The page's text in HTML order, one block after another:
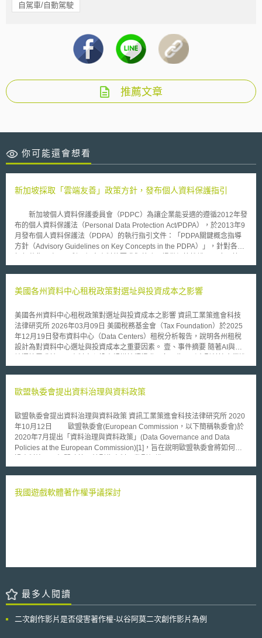
自駕車/自動駕駛
推薦文章
你可能還會想看
新加坡採取「雲端友善」政策方針，發布個人資料保護指引
新加坡個人資料保護委員會（PDPC）為讓企業能妥適的遵循2012年發
布的個人資料保護法（Personal Data Protection Act/PDPA），於2013年9
月發布個人資料保護法（PDPA）的執行指引文件：「PDPA關鍵概念指導
方針（Advisory Guidelines on Key Concepts in the PDPA）」，針對各項
例。執行指引文件的發布，是源自於公眾在實際操作法遵要求時，所發生的
件的要求係立基於實用主義及「企業友善（business-friendly）」的理念，
件提供關鍵名詞的詮釋，例如「個人資料」在PDPA裡的定義為：任何可以
識別個人、不拘形式及真實性的資訊；針對「謝絕來電條款（Do not
call）」的遵循方式亦有細緻化的說明；就各項不同的具體子議題，清楚的
提供常識性的措施（Common-Sense Approach）供機構採用，讓法規要求
合乎常理，使個人資料保護與企業因需求而對個人資料進行蒐集、利用和揭
的：強化個人對自己個人資料的資訊控制權；使新加坡因提供充分的安全維
國家在國際傳輸上有較嚴格的限制（必須有相同等級的個人資料保護立法為
後，便能將個人資料進行國際傳輸，這樣較彈性的法制設計讓新加坡有望成
為亞太地區的資料與研究中心樞紐。
美國各州資料中心租稅政策對選址與投資成本之影響
美國各州資料中心租稅政策對選址與投資成本之影響 資訊工業策進會科技
法律研究所 2026年03月09日 美國稅務基金會（Tax Foundation）於2025
年12月19日發布資料中心（Data Centers）租稅分析報告，說明各州租稅
設計為對資料中心選址與投資成本之重要因素。 壹、事件摘要 隨著AI與雲
駐，普遍透過銷售稅（Sales Tax）與財產稅（Property Tax）減免提供租稅
就業創造門檻作為適用條件，部分州亦於一定年限內提供財產稅減免。整體
一、銷售稅減免之制度設計 資料中心營運涉及大量設備與電力投入，若適
用一般銷售稅規範，將提高初期投資成本。因此，多數州透過銷售稅制度提
供減免措施，主要類型如下： （一）設備之銷售稅減免 部分州將資料中心
設備納入銷售稅免稅範圍，例如維吉尼亞州（Virginia）明確規定符合州法
規定條件之資料中心設備得適用銷售稅減免。 （二）投資與就業門檻設計
（Arizona）以最低投資金額為標準，投資人須達一定資本額或就業人數，
料中心用電納入銷售及使用稅（Sales and Use Tax）減免範圍，例如北卡
可能影響地方政府長期財政收入。 三、銷售稅減免之制度設計 隨著各州競
評估，可能造成公共資源配置失衡。此外，資料中心自動化程度高，營運階
段實際創造之就業機會有限，若政策僅以投資金額或資本規模作為誘因標
應鏈發展或相關科技產業聚集效果。 參、事件評析 資料中心為AI發展之基
歐盟執委會提出資料治理與資料政策
歐盟執委會提出資料治理與資料政策 資訊工業策進會科技法律研究所 2020
年10月12日 歐盟執委會(European Commission，以下簡稱執委會)於
2020年7月提出「資料治理與資料政策」(Data Governance and Data
Policies at the European Commission)[1]，旨在說明歐盟執委會將如何透
organization)，並提供一致的方向或原則，促進執委會下各政務總署
機構)之資料共享。 壹、背景目的 「促成歐洲適應數位時代，並使執委
門機構共同遵循資料管理(data management)、資料近用、資料保護、智慧
財產權、資訊安全等相關法律與監理要求。同時，執委會亦期能藉此優化資
料建立(creation)、蒐集(collection)、取得(acquisition)、存取(access)、利
我國遊戲軟體著作權爭議探討
最多人閱讀
二次創作影片是否侵害著作權-以谷阿莫二次創作影片為例